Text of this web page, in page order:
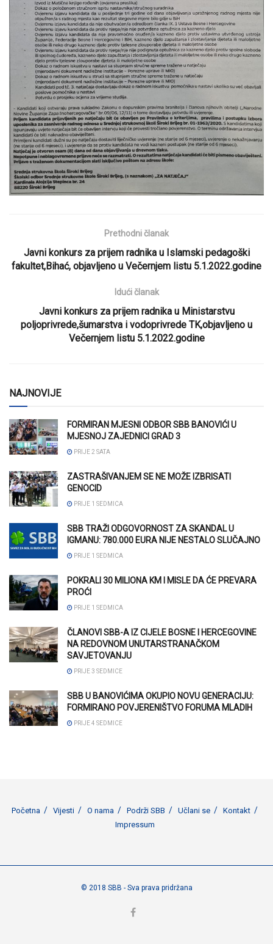
Prethodni članak
Javni konkurs za prijem radnika u Islamski pedagoški
fakultet,Bihać, objavljeno u Večernjem listu 5.1.2022.godine
Idući članak
Javni konkurs za prijem radnika u Ministarstvu
poljoprivrede,šumarstva i vodoprivrede TK,objavljeno u
Večernjem listu 5.1.2022.godine
NAJNOVIJE
FORMIRAN MJESNI ODBOR SBB BANOVIĆI U
MJESNOJ ZAJEDNICI GRAD 3
PRIJE 2 SATA
ZASTRAŠIVANJEM SE NE MOŽE IZBRISATI
GENOCID
PRIJE 1 SEDMICA
SBB TRAŽI ODGOVORNOST ZA SKANDAL U
IGMANU: 780.000 EURA NIJE NESTALO SLUČAJNO
PRIJE 1 SEDMICA
POKRALI 30 MILIONA KM I MISLE DA ĆE PREVARA
PROĆI
PRIJE 1 SEDMICA
ČLANOVI SBB-A IZ CIJELE BOSNE I HERCEGOVINE
NA REDOVNOM UNUTARSTRANAČKOM
SAVJETOVANJU
PRIJE 3 SEDMICE
SBB U BANOVIĆIMA OKUPIO NOVU GENERACIJU:
FORMIRANO POVJERENIŠTVO FORUMA MLADIH
PRIJE 4 SEDMICE
Početna Vijesti O nama Podrži SBB Učlani se
Kontakt
Impressum
© 2018 SBB - Sva prava pridržana